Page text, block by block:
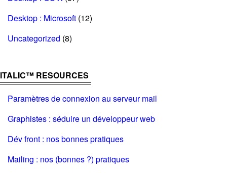
Desktop : Microsoft (12)
Uncategorized (8)
ITALIC™ RESOURCES
Paramètres de connexion au serveur mail
Graphistes : séduire un développeur web
Dév front : nos bonnes pratiques
Mailing : nos (bonnes ?) pratiques